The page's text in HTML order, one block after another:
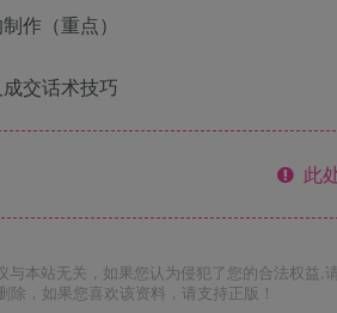
作（重点）
交话术技巧
此
与本站无关，如果您认为侵犯了您的合法权
，如果您喜欢该资料，请支持正版！